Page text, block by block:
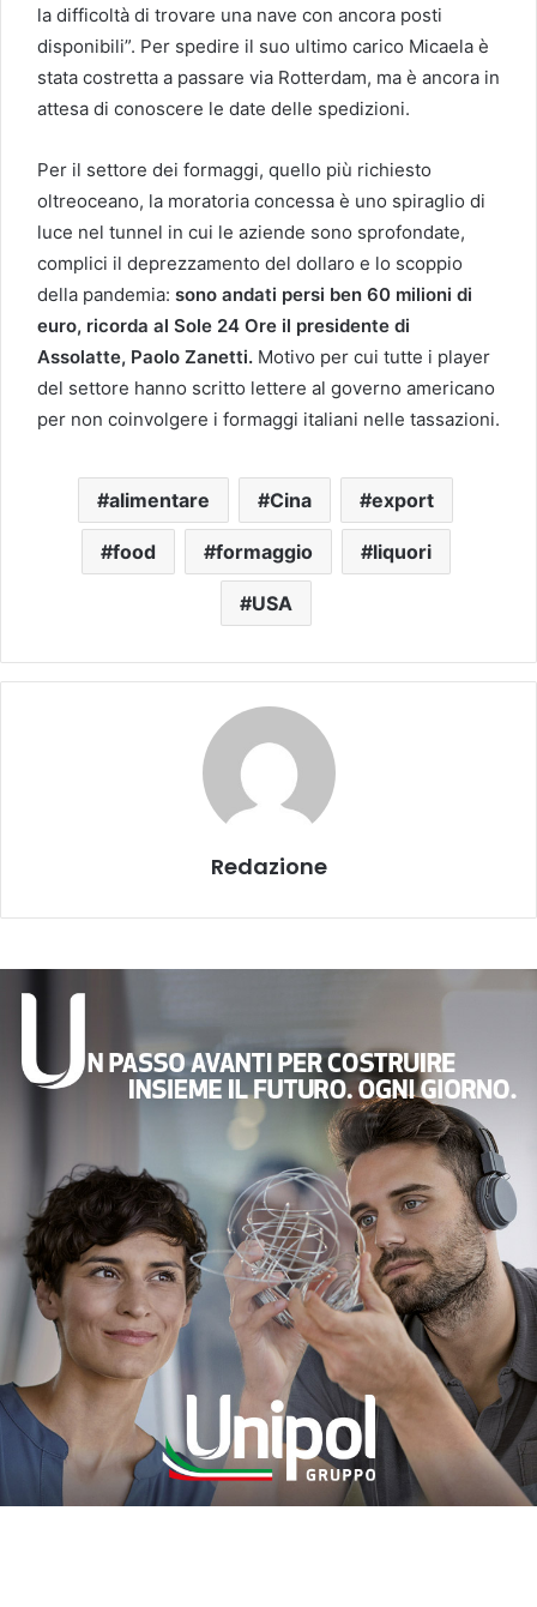
la difficoltà di trovare una nave con ancora posti
disponibili”. Per spedire il suo ultimo carico Micaela è
stata costretta a passare via Rotterdam, ma è ancora in
attesa di conoscere le date delle spedizioni.
Per il settore dei formaggi, quello più richiesto
oltreoceano, la moratoria concessa è uno spiraglio di
luce nel tunnel in cui le aziende sono sprofondate,
complici il deprezzamento del dollaro e lo scoppio
della pandemia: sono andati persi ben 60 milioni di
euro, ricorda al Sole 24 Ore il presidente di
Assolatte, Paolo Zanetti. Motivo per cui tutte i player
del settore hanno scritto lettere al governo americano
per non coinvolgere i formaggi italiani nelle tassazioni.
alimentare Cina export
food formaggio liquori
USA
Redazione